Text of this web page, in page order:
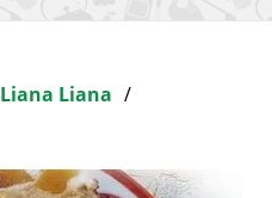
Liana Liana